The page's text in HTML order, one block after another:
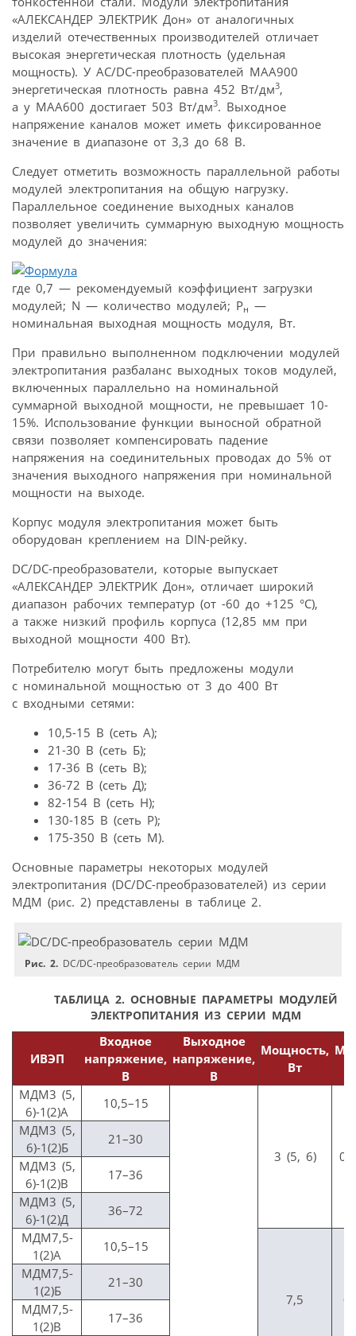
«АЛЕКСАНДЕР ЭЛЕКТРИК Дон» от аналогичных
изделий отечественных производителей отличает
высокая энергетическая плотность (удельная
мощность). У AC/DC-преобразователей МАА900
энергетическая плотность равна 452 Вт/дм3,
а у МАА600 достигает 503 Вт/дм3. Выходное
напряжение каналов может иметь фиксированное
значение в диапазоне от 3,3 до 68 В.
Следует отметить возможность параллельной работы
модулей электропитания на общую нагрузку.
Параллельное соединение выходных каналов
позволяет увеличить суммарную выходную мощность
модулей до значения:
где 0,7 — рекомендуемый коэффициент загрузки
модулей; N — количество модулей; Рн —
номинальная выходная мощность модуля, Вт.
При правильно выполненном подключении модулей
электропитания разбаланс выходных токов модулей,
включенных параллельно на номинальной
суммарной выходной мощности, не превышает 10-
15%. Использование функции выносной обратной
связи позволяет компенсировать падение
напряжения на соединительных проводах до 5% от
значения выходного напряжения при номинальной
мощности на выходе.
Корпус модуля электропитания может быть
оборудован креплением на DIN-рейку.
DC/DC-преобразователи, которые выпускает
«АЛЕКСАНДЕР ЭЛЕКТРИК Дон», отличает широкий
диапазон рабочих температур (от -60 до +125 °C),
а также низкий профиль корпуса (12,85 мм при
выходной мощности 400 Вт).
Потребителю могут быть предложены модули
с номинальной мощностью от 3 до 400 Вт
с входными сетями:
10,5-15 В (сеть А);
21-30 В (сеть Б);
17-36 В (сеть В);
36-72 В (сеть Д);
82-154 В (сеть Н);
130-185 В (сеть Р);
175-350 В (сеть М).
Основные параметры некоторых модулей
электропитания (DC/DC-преобразователей) из серии
МДМ (рис. 2) представлены в таблице 2.
Рис. 2. DC/DC-преобразователь серии МДМ
ТАБЛИЦА 2. ОСНОВНЫЕ ПАРАМЕТРЫ МОДУЛЕЙ
ЭЛЕКТРОПИТАНИЯ ИЗ СЕРИИ МДМ
ИВЭП
Входное
напряжение,
В
Выходное
напряжение,
В
Мощность,
Вт
МДМ3 (5,
6)-1(2)А
10,5–15
3 (5, 6)
МДМ3 (5,
6)-1(2)Б
21–30
МДМ3 (5,
6)-1(2)В
17–36
МДМ3 (5,
6)-1(2)Д
36–72
МДМ7,5-
1(2)А
10,5–15
7,5
МДМ7,5-
1(2)Б
21–30
МДМ7,5-
1(2)В
17–36